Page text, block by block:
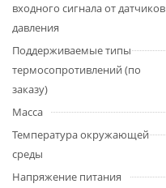
входного сигнала от датчиков
давления
Поддерживаемые типы
термосопротивлений (по
заказу)
Масса
Температура окружающей
среды
Напряжение питания